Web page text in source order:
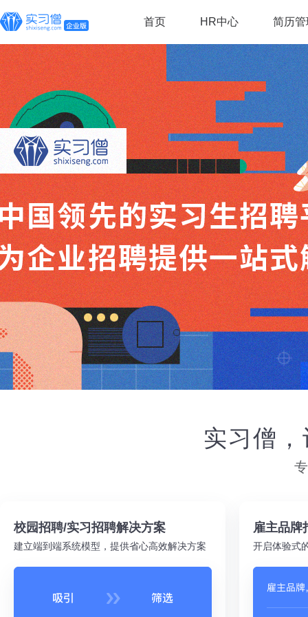
首页 HR中心 简历管
实习僧
校园招聘/实习招聘解决方案
建立端到端系统模型，提供省心高效解决方案
雇主品牌
开启体验式